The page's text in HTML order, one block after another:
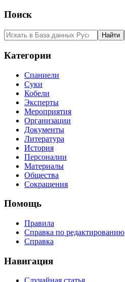
Поиск
Категории
Спаниели
Суки
Кобели
Эксперты
Мероприятия
Организации
Документы
Литература
История
Персоналии
Материалы
Общества
Сокращения
Помощь
Правила
Справка по редактированию
Справка
Навигация